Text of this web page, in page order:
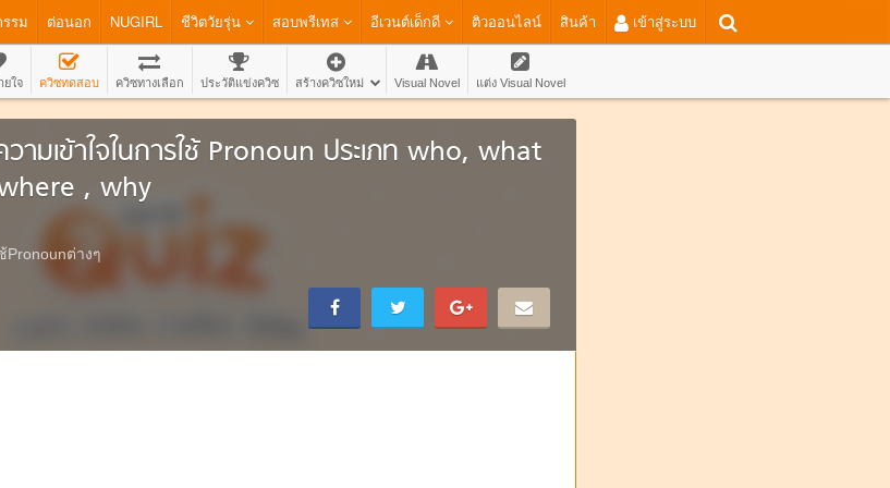
รม ต่อนอก NUGIRL ชีวิตวัยรุ่น สอบพรีเทส อีเวนต์เด็กดี ติวออนไลน์ สินค้า เข้าสู่ระบบ
ยใจ ควิซทดสอบ ควิซทางเลือก ประวัติแข่งควิซ สร้างควิซใหม่ Visual Novel แต่ง Visual Novel
วามเข้าใจในการใช้ Pronoun ประเภท who, what
, why
ต่างๆ